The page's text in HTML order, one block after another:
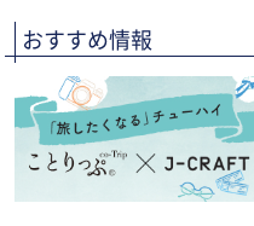
おすすめ情報